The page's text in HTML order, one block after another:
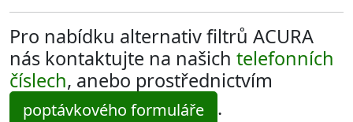
Pro nabídku alternativ filtrů ACURA
nás kontaktujte na našich telefonních
číslech, anebo prostřednictvím
poptávkového formuláře .